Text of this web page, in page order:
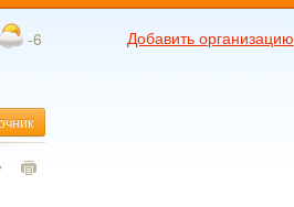
-6
Добавить организацию